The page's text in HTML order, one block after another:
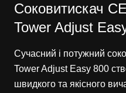
Соковитискач
Tower Adjust
Сучасний і потужний
Tower Adjust Easy 800
швидкого та якісного